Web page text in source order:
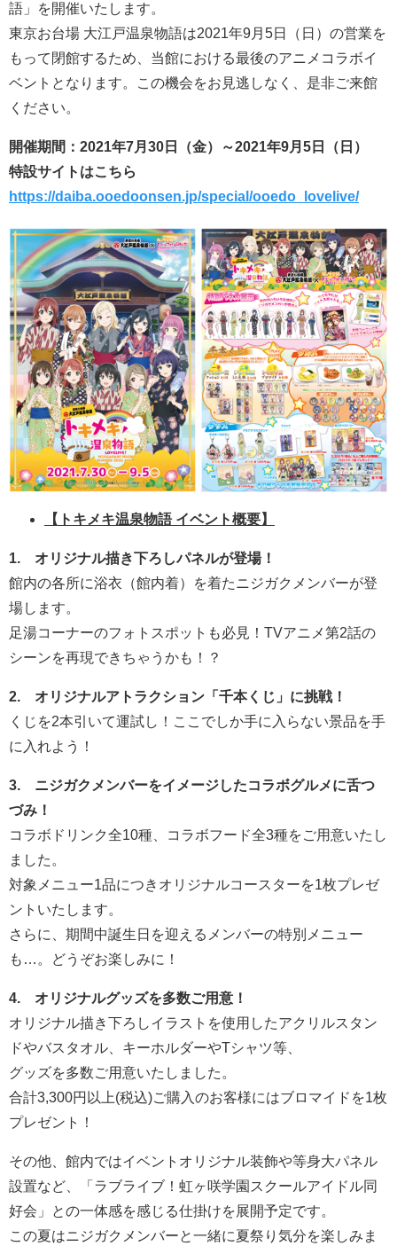
語」を開催いたします。
東京お台場 大江戸温泉物語は2021年9月5日（日）の営業を
もって閉館するため、当館における最後のアニメコラボイ
ベントとなります。この機会をお見逃しなく、是非ご来館
ください。
開催期間：2021年7月30日（金）～2021年9月5日（日）
特設サイトはこちら
https://daiba.ooedoonsen.jp/special/ooedo_lovelive/
【トキメキ温泉物語 イベント概要】
1. オリジナル描き下ろしパネルが登場！
館内の各所に浴衣（館内着）を着たニジガクメンバーが登
場します。
足湯コーナーのフォトスポットも必見！TVアニメ第2話の
シーンを再現できちゃうかも！？
2. オリジナルアトラクション「千本くじ」に挑戦！
くじを2本引いて運試し！ここでしか手に入らない景品を手
に入れよう！
3. ニジガクメンバーをイメージしたコラボグルメに舌つ
づみ！
コラボドリンク全10種、コラボフード全3種をご用意いたし
ました。
対象メニュー1品につきオリジナルコースターを1枚プレゼ
ントいたします。
さらに、期間中誕生日を迎えるメンバーの特別メニュー
も…。どうぞお楽しみに！
4. オリジナルグッズを多数ご用意！
オリジナル描き下ろしイラストを使用したアクリルスタン
ドやバスタオル、キーホルダーやTシャツ等、
グッズを多数ご用意いたしました。
合計3,300円以上(税込)ご購入のお客様にはブロマイドを1枚
プレゼント！
その他、館内ではイベントオリジナル装飾や等身大パネル
設置など、「ラブライブ！虹ヶ咲学園スクールアイドル同
好会」との一体感を感じる仕掛けを展開予定です。
この夏はニジガクメンバーと一緒に夏祭り気分を楽しみま